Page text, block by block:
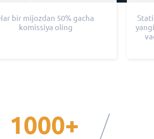
bir mijozdan 50% gacha
komissiya oling
1000+